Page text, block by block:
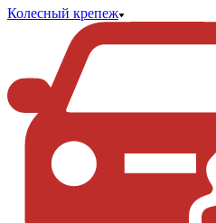
Колесный крепеж